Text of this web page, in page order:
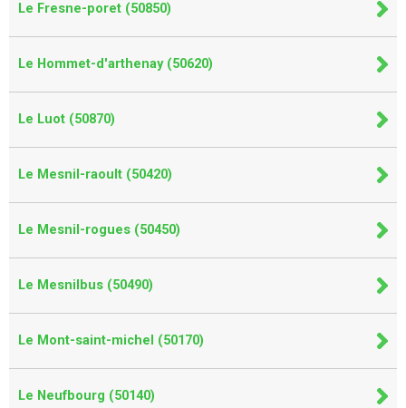
Le Fresne-poret (50850)
Le Hommet-d'arthenay (50620)
Le Luot (50870)
Le Mesnil-raoult (50420)
Le Mesnil-rogues (50450)
Le Mesnilbus (50490)
Le Mont-saint-michel (50170)
Le Neufbourg (50140)